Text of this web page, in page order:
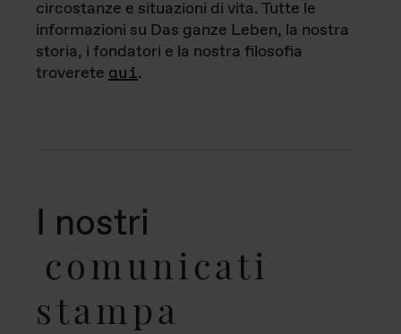
circostanze e situazioni di vita. Tutte le
informazioni su Das ganze Leben, la nostra
storia, i fondatori e la nostra filosofia
troverete qui.
I nostri
comunicati
stampa